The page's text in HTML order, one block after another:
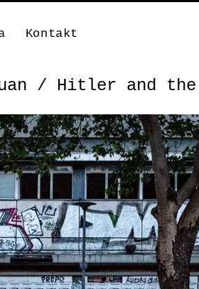
Kontakt
/ Hitler and the